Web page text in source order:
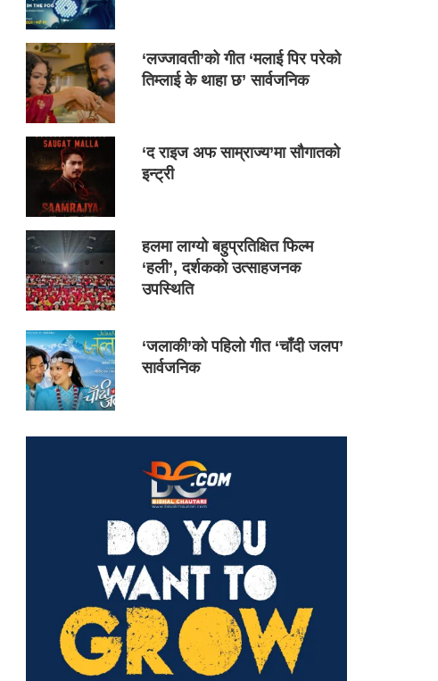
‘लज्जावती’को गीत ‘मलाई पिर परेको
तिम्लाई के थाहा छ’ सार्वजनिक
‘द राइज अफ साम्राज्य’मा सौगातको
इन्ट्री
हलमा लाग्यो बहुप्रतिक्षित फिल्म
‘हली’, दर्शकको उत्साहजनक
उपस्थिति
‘जलाकी’को पहिलो गीत ‘चाँदी जलप’
सार्वजनिक